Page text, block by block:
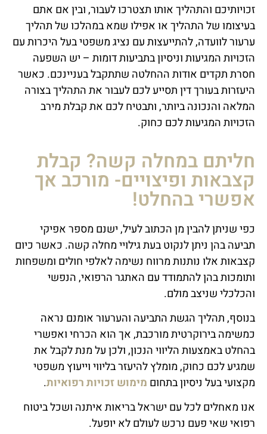
זכויותיכם והתהליך אותו תצטרכו לעבור, ובין אם אתם
בעיצומו של התהליך או אפילו שמא במהלכו של תהליך
ערעור לוועדה, להתייעצות עם נציג משפטי בעל היכרות עם
הזכויות המגיעות וניסיון בתביעות דומות – יש השפעה
חסרת תקדים אודות ההחלטה שתתקבל בעניינכם. כאשר
היעזרות בעורך דין תסייע לכם לעבור את התהליך בצורה
המלאה והנכונה ביותר, ותבטיח לכם את קבלת מירב
הזכויות המגיעות לכם כחוק.
חליתם במחלה קשה? קבלת
קצבאות ופיצויים- מורכב אך
אפשרי בהחלט!
כפי שניתן להבין מן הכתוב לעיל, ישנם מספר אפיקי
תביעה בהן ניתן לנקוט בעת גילויי מחלה קשה. כאשר כיום
קצבאות אלו נותנות מרווח נשימה לאלפי חולים ומשפחות
ותומכות בהן להתמודד עם האתגר הרפואי, הנפשי
והכלכלי שניצב מולם.
בנוסף, תהליך הגשת התביעה והערעור אומנם נראה
כמשימה בירוקרטית מורכבת, אך הוא הכרחי ואפשרי
בהחלט באמצעות הליווי הנכון, ולכן על מנת לקבל את
שמגיע לכם כחוק, מומלץ להיעזר בליווי וייעוץ משפטי
מקצועי בעל ניסיון בתחום מימוש זכויות רפואיות.
אנו מאחלים לכל עם ישראל בריאות איתנה ושכל ביטוח
רפואי שאי פעם נרכש לעולם לא יופעל.